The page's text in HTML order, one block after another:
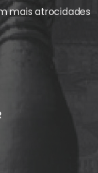
mais atrocidades